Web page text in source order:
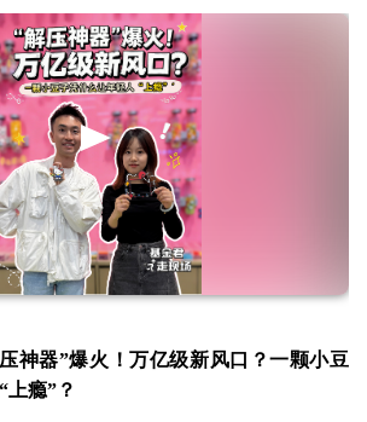
神器”爆火！万亿级新风口？一颗小豆
上瘾”？